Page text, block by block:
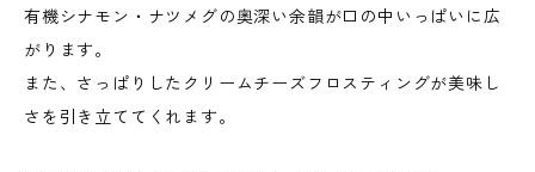
有機シナモン・ナツメグの奥深い余韻が口の中いっぱいに広
がります。
また、さっぱりしたクリームチーズフロスティングが美味し
さを引き立ててくれます。